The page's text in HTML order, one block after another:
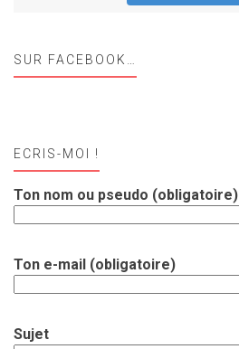
SUR FACEBOOK…
ECRIS-MOI !
Ton nom ou pseudo (obligatoire)
Ton e-mail (obligatoire)
Sujet